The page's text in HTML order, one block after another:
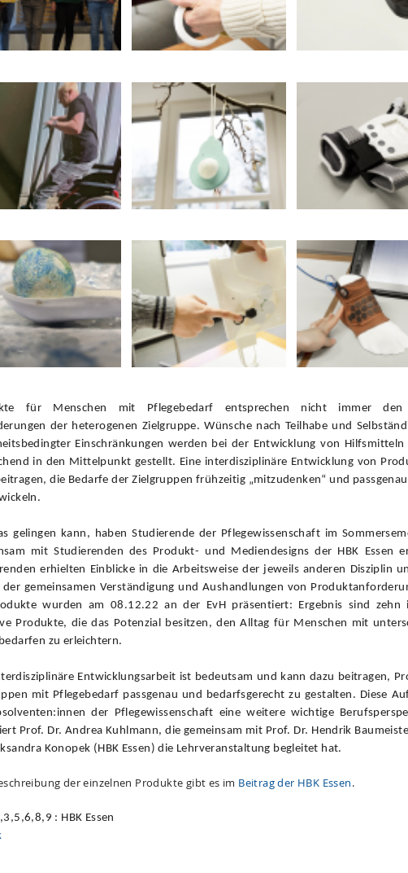
für Menschen mit Pflegebedarf entsprechen nicht immer den
der heterogenen Zielgruppe. Wünsche nach Teilhabe und
Einschränkungen werden bei der Entwicklung von
in den Mittelpunkt gestellt. Eine interdisziplinäre Entwicklung von
die Bedarfe der Zielgruppen frühzeitig „mitzudenken“ und
gelingen kann, haben Studierende der Pflegewissenschaft im
mit Studierenden des Produkt- und Mediendesigns der HBK Essen
erhielten Einblicke in die Arbeitsweise der jeweils anderen Disziplin
der gemeinsamen Verständigung und Aushandlungen von
wurden am 08.12.22 an der EvH präsentiert: Ergebnis sind zehn
Produkte, die das Potenzial besitzen, den Alltag für Menschen mit
zu erleichtern.
Entwicklungsarbeit ist bedeutsam und kann dazu beitragen,
mit Pflegebedarf passgenau und bedarfsgerecht zu gestalten. Diese
der Pflegewissenschaft eine weitere wichtige
Prof. Dr. Andrea Kuhlmann, die gemeinsam mit Prof. Dr. Hendrik
Konopek (HBK Essen) die Lehrveranstaltung begleitet hat.
der einzelnen Produkte gibt es im Beitrag der HBK Essen.
: HBK Essen